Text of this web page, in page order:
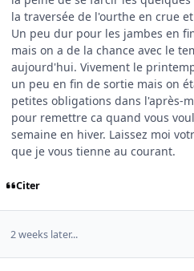
la traversée de l'ourthe en crue
Un peu dur pour les jambes en
mais on a de la chance avec le
aujourd'hui. Vivement le
un peu en fin de sortie mais on
petites obligations dans l'après-
pour remettre ca quand vous
semaine en hiver. Laissez moi
que je vous tienne au courant.
Citer
2 weeks later...